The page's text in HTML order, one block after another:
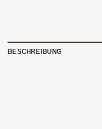
BESCHREIBUNG